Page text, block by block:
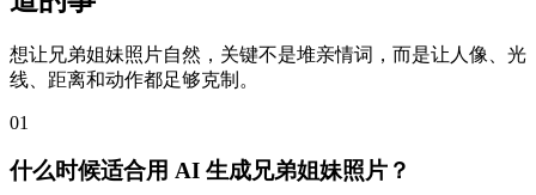
想让兄弟姐妹照片自然，关键不是堆亲情词，而是让人像、光
线、距离和动作都足够克制。
01
什么时候适合用 AI 生成兄弟姐妹照片？